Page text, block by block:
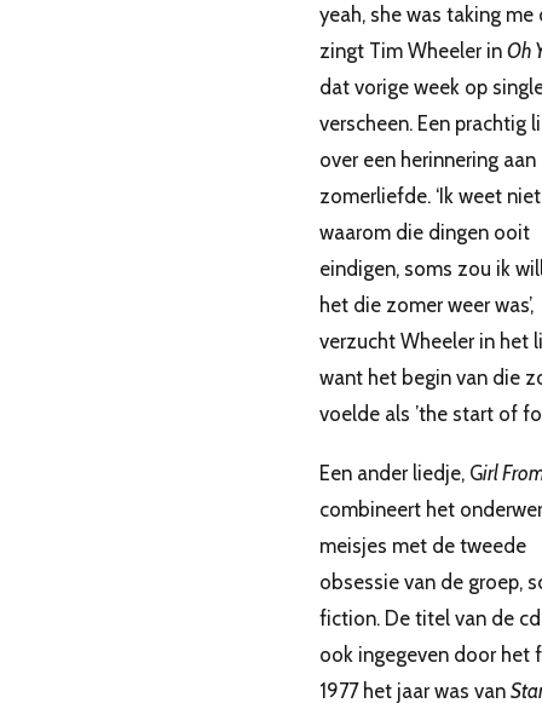
yeah, she was taking me
zingt Tim Wheeler in Oh
dat vorige week op
verscheen. Een prachtig
over een herinnering aan
zomerliefde. ‘Ik weet niet
waarom die dingen ooit
eindigen, soms zou ik
het die zomer weer was’,
verzucht Wheeler in het
want het begin van die
voelde als ’the start of
Een ander liedje, Girl
combineert het
meisjes met de tweede
obsessie van de groep,
fiction. De titel van de
ook ingegeven door het
1977 het jaar was van